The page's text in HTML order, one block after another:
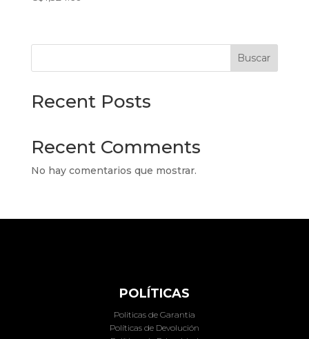
Buscar
Recent Posts
Recent Comments
No hay comentarios que mostrar.
POLÍTICAS
Politicas de Garantia
Políticas de Devolución